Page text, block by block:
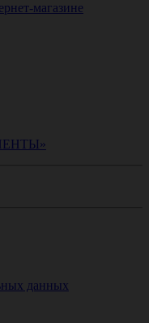
магазине
данных